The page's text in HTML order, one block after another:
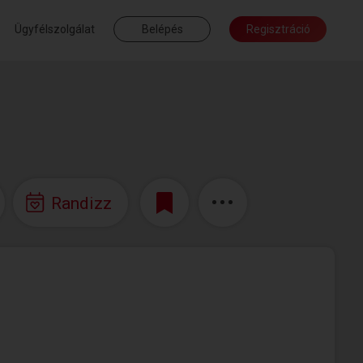
Ügyfélszolgálat Belépés Regisztráció
Randizz